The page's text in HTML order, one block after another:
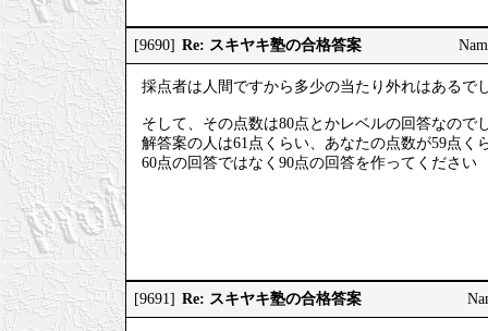
[9690] Re: スキヤキ塾の合格答案
採点者は人間ですから多少の当たり外れはあるで
そして、その点数は80点とかレベルの回答なの
解答案の人は61点くらい、あなたの点数が59点
60点の回答ではなく90点の回答を作ってください
[9691] Re: スキヤキ塾の合格答案